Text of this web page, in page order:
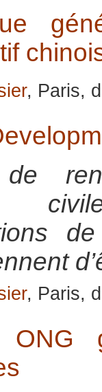
, Paris,
, Paris,